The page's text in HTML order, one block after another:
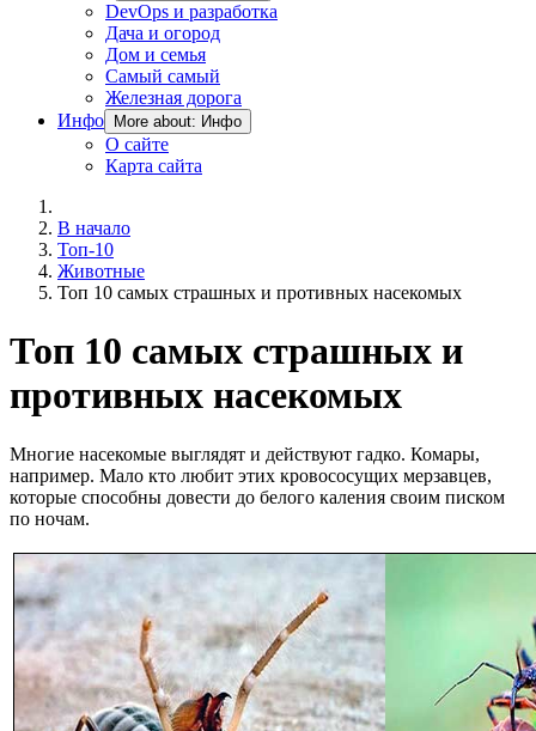
DevOps и разработка
Дача и огород
Дом и семья
Самый самый
Железная дорога
Инфо
More about: Инфо
О сайте
Карта сайта
В начало
Топ-10
Животные
Топ 10 самых страшных и противных насекомых
Топ 10 самых страшных и
противных насекомых
Многие насекомые выглядят и действуют гадко. Комары,
например. Мало кто любит этих кровососущих мерзавцев,
которые способны довести до белого каления своим писком
по ночам.